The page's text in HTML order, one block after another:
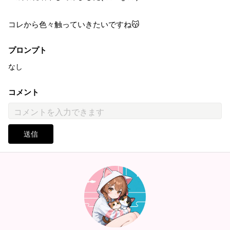
コレから色々触っていきたいですね😽
プロンプト
なし
コメント
送信